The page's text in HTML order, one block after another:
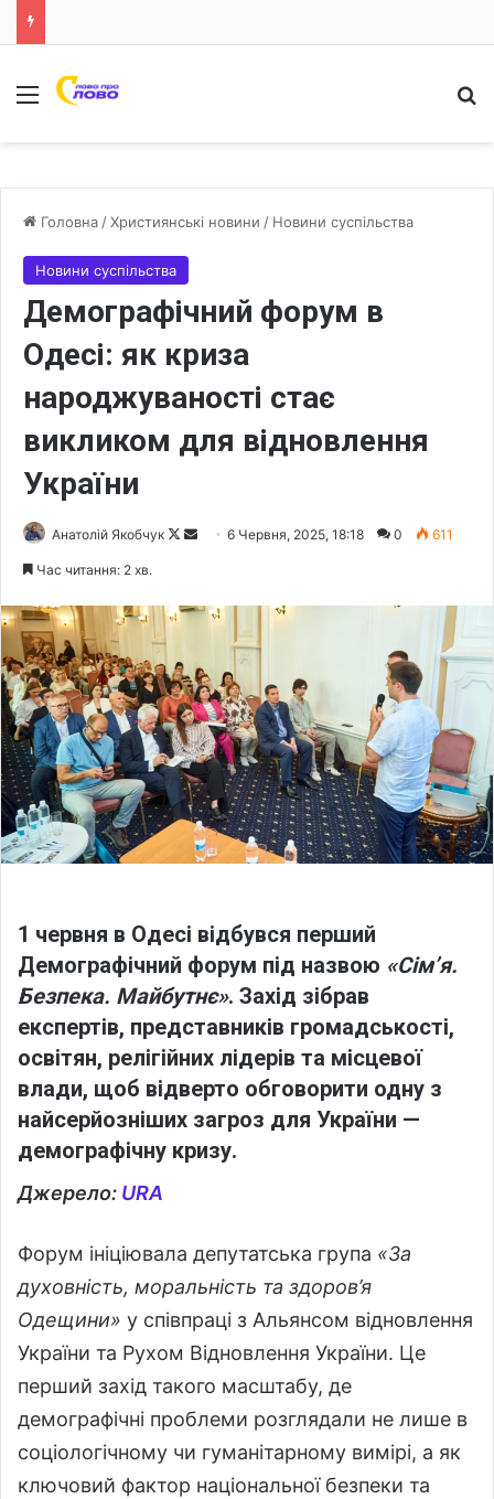
Меню
Головна /Християнські новини / Новини суспільства
Новини суспільства
Демографічний форум в
Одесі: як криза
народжуваності стає
викликом для відновлення
України
Анатолій Якобчук
F
l
o
n
X
d
n
e
m
a
l
6 Червня, 2025, 18:18 0 611
Час читання: 2 хв.
1 червня в Одесі відбувся перший
Демографічний форум під назвою «Сімʼя.
Безпека. Майбутнє». Захід зібрав
експертів, представників громадськості,
освітян, релігійних лідерів та місцевої
влади, щоб відверто обговорити одну з
найсерйозніших загроз для України —
демографічну кризу.
Джерело: URA
Форум ініціювала депутатська група «За
духовність, моральність та здоров’я
Одещини» у співпраці з Альянсом відновлення
України та Рухом Відновлення України. Це
перший захід такого масштабу, де
демографічні проблеми розглядали не лише в
соціологічному чи гуманітарному вимірі, а як
ключовий фактор національної безпеки та